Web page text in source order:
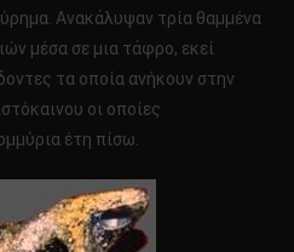
Ανακάλυψαν τρία θαμμένα
μέσα σε μια τάφρο, εκεί
τα οποία ανήκουν στην
οι οποίες
έτη πίσω.